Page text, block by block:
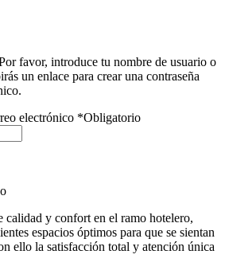
favor, introduce tu nombre de usuario o
un enlace para crear una contraseña
electrónico *Obligatorio
calidad y confort en el ramo hotelero,
espacios óptimos para que se sientan
ello la satisfacción total y atención única